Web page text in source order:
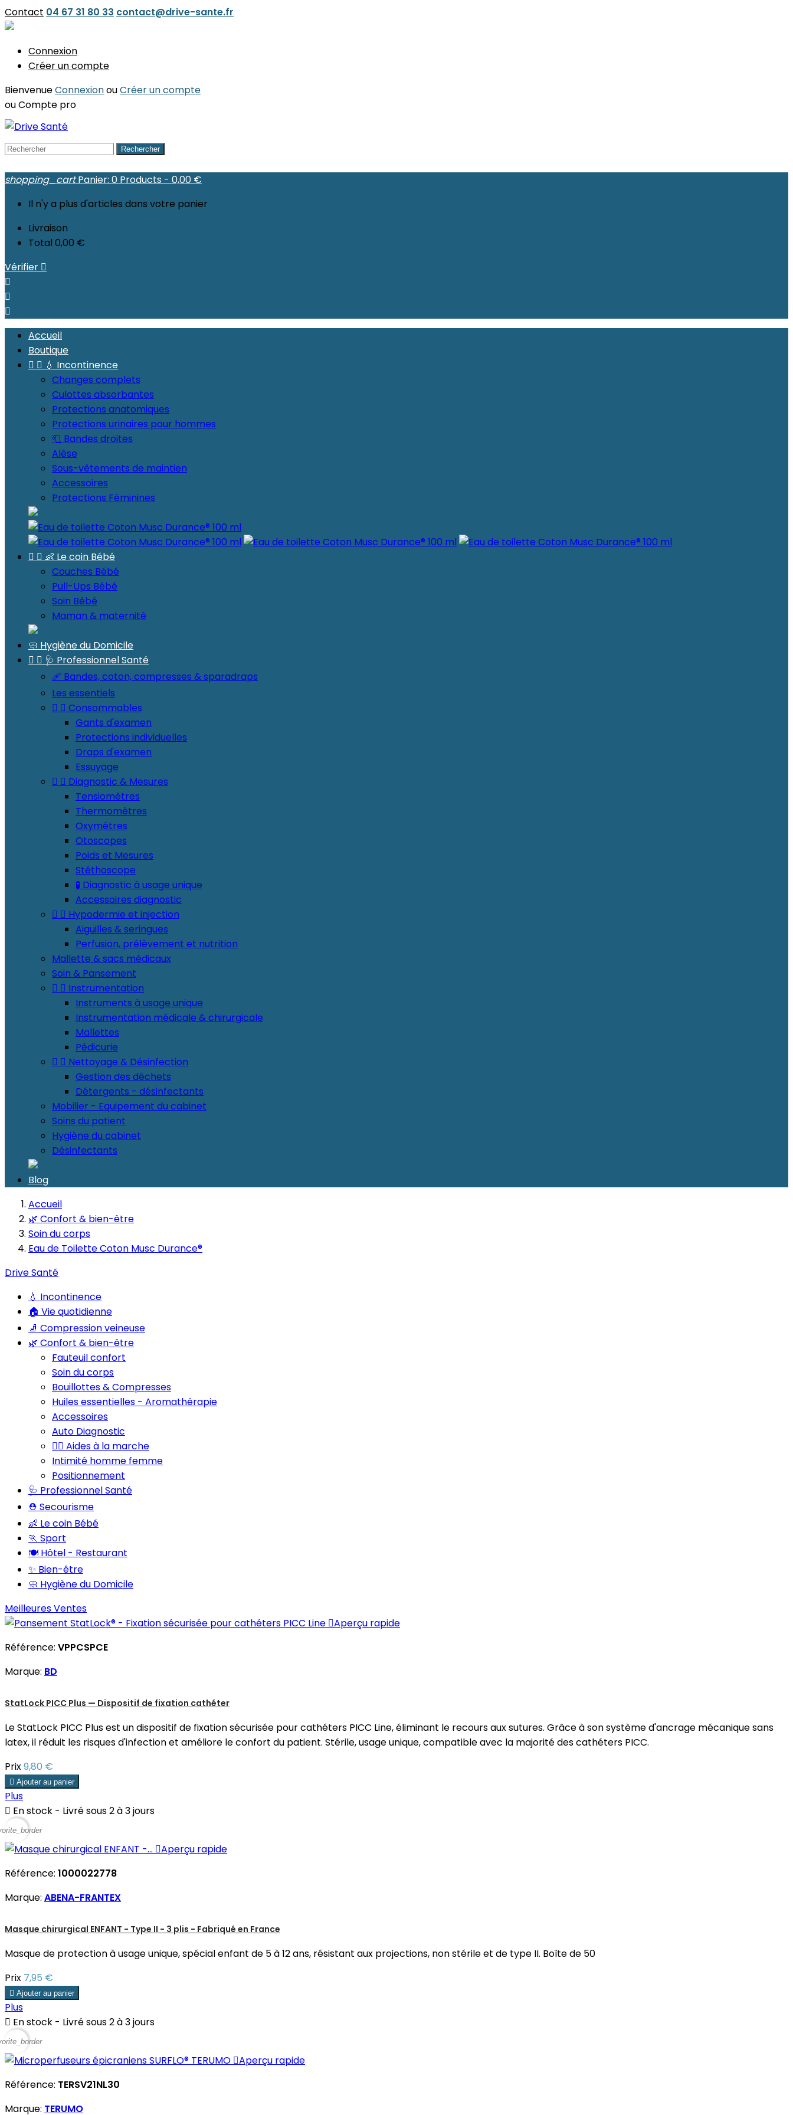
Contact 04 67 31 80 33 contact@drive-sante.fr
Connexion
Créer un compte
BienvenueConnexionouCréer un compte
ouCompte pro
Rechercher
shopping_cart Panier: 0 Products - 0,00 €
Il n'y a plus d'articles dans votre panier
Livraison
Total 0,00 €
Vérifier 



Accueil
Boutique
  💧 Incontinence
Changes complets
Culottes absorbantes
Protections anatomiques
Protections urinaires pour hommes
🧻 Bandes droites
Alèse
Sous-vêtements de maintien
Accessoires
Protections Féminines
  👶 Le coin Bébé
Couches Bébé
Pull-Ups Bébé
Soin Bébé
Maman & maternité
🧼 Hygiène du Domicile
  🩺 Professionnel Santé
🩹 Bandes, coton, compresses & sparadraps
Les essentiels
  Consommables
Gants d'examen
Protections individuelles
Draps d'examen
Essuyage
  Diagnostic & Mesures
Tensiomètres
Thermomètres
Oxymétres
Otoscopes
Poids et Mesures
Stéthoscope
🧪 Diagnostic à usage unique
Accessoires diagnostic
  Hypodermie et injection
Aiguilles & seringues
Perfusion, prélèvement et nutrition
Mallette & sacs médicaux
Soin & Pansement
  Instrumentation
Instruments à usage unique
Instrumentation médicale & chirurgicale
Mallettes
Pédicurie
  Nettoyage & Désinfection
Gestion des déchets
Détergents - désinfectants
Mobilier - Equipement du cabinet
Soins du patient
Hygiène du cabinet
Désinfectants
Blog
Accueil
🌿 Confort & bien-être
Soin du corps
Eau de Toilette Coton Musc Durance®
Drive Santé
💧 Incontinence
🏠 Vie quotidienne
🧦 Compression veineuse
🌿 Confort & bien-être
Fauteuil confort
Soin du corps
Bouillottes & Compresses
Huiles essentielles - Aromathérapie
Accessoires
Auto Diagnostic
🚶‍♂️ Aides à la marche
Intimité homme femme
Positionnement
🩺 Professionnel Santé
⛑️ Secourisme
👶 Le coin Bébé
🏃 Sport
🍽️ Hôtel - Restaurant
✨ Bien-être
🧼 Hygiène du Domicile
Meilleures Ventes
Aperçu rapide
Référence: VPPCSPCE
Marque: BD
StatLock PICC Plus — Dispositif de fixation cathéter
Le StatLock PICC Plus est un dispositif de fixation sécurisée pour cathéters PICC Line, éliminant le recours aux sutures. Grâce à son système d'ancrage mécanique sans
latex, il réduit les risques d'infection et améliore le confort du patient. Stérile, usage unique, compatible avec la majorité des cathéters PICC.
Prix9,80 €
 Ajouter au panier
Plus
 En stock - Livré sous 2 à 3 jours
Aperçu rapide
Référence: 1000022778
Marque: ABENA-FRANTEX
Masque chirurgical ENFANT - Type II - 3 plis - Fabriqué en France
Masque de protection à usage unique, spécial enfant de 5 à 12 ans, résistant aux projections, non stérile et de type II. Boîte de 50
Prix 7,95 €
 Ajouter au panier
Plus
 En stock - Livré sous 2 à 3 jours
Aperçu rapide
Référence: TERSV21NL30
Marque: TERUMO